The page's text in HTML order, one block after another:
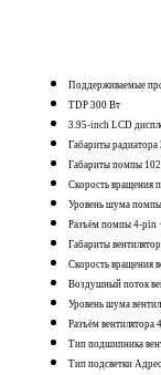
Поддерживаемые
TDP 300 Вт
3.95-inch LCD
Габариты
Габариты помпы
Скорость вращения
Уровень шума
Разъём помпы 4-pin
Габариты
Скорость вращения
Воздушный поток
Уровень шума
Разъём
Тип подшипника
Тип подсветки